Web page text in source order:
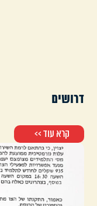
דרושים
קרא עוד >>